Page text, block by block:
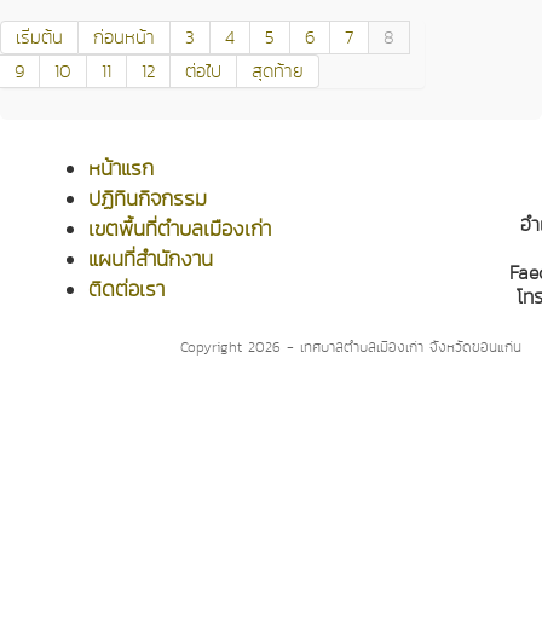
Copyright 2026 - เทศบาลตำบลเมืองเก่า จังหวัดขอนแก่น
เริ่มต้น ก่อนหน้า 3 4 5 6 7
8
9
10 11 12 ต่อไป สุดท้าย
หน้าแรก
ปฏิทินกิจกรรม
เขตพื้นที่ตำบลเมืองเก่า
แผนที่สำนักงาน
ติดต่อเรา
อ
โ